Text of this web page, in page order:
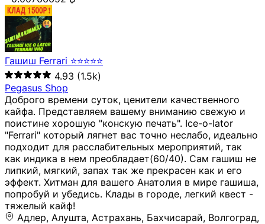
Гашиш Ferrari ⭐⭐⭐⭐⭐
4.93 (1.5k)
Pegasus Shop
Доброго времени суток, ценители качественного
кайфа. Представляем вашему вниманию свежую и
поистине хорошую "конскую печать". Ice-o-lator
"Ferrari" который лягнет вас точно неслабо, идеально
подходит для расслабительных мероприятий, так
как индика в нем преобладает(60/40). Сам гашиш не
липкий, мягкий, запах так же прекрасен как и его
эффект. Хитман для вашего Анатолия в мире гашиша,
попробуй и убедись. Клады в городе, легкий квест -
тяжелый кайф!
Адлер, Алушта, Астрахань, Бахчисарай, Волгоград, Волжский, Евпатория, Екатеринбург, Ишимбай, Казань, Керчь, Копейск, Курск, Рыльск, Саки, Салават, Симферополь, Сочи, Старый Крым, Стерлитамак, Судак, Уфа, Феодосия, Хабаровск, Челябинск, Ялта, Джанкой, Новосибирск, Щёлкино, Санкт-Петербург, Мурманск, Сургут, Невинномысск, Черкесск, Усть-Лабинск, Геленджик, Ставрополь, Калуга, Елец, Лебедянь, Данков, Жуковский, Оренбург, Орск (Оренбургская область), Магнитогорск, Пермь, Зеленоград, Солнечногорск, Нижний Новгород, Лысково, Заволжье, Кстово, Балахна (Нижегородская область), Богородск, Бор (Нижегородская область), Саратов, Энгельс, Ижевск, Тюмень, Ростов-на-Дону, Шахты, Новочеркасск, Батайск, Аксай, Люберцы, Истра, Москва, Армавир, Краснодар, Магадан, Самара, Анапа, Славянск-на-Кубани, Чаплыгин, Липецк, Нижний Тагил, Орехово-Зуево, Усть-Джегута, Лянтор, Нефтеюганск, Пыть-Ях, Урень, Ветлуга, Шахунья, Новороссийск, Крымск, Тимашёвск, Тольятти, Воткинск, Звенигород, Руза, Можайск, Белгород, Воронеж, Соликамск, Нытва, Лысьва (Пермский край), Чусовой, Кунгур, Краснокамск, Миасс, Губаха, Тула, Новомосковск, Донской, Омск, Льгов, Мытищи, Королёв, Ивантеевка, Балашиха, Семилуки, Кудымкар, Старый Оскол, Оса (Пермский край), Одинцово (Московская область), Ханты-Мансийск, Лабинск, Темрюк, Курганинск, Белореченск (Краснодарский край), Алупкa, Губкин, Рязань, Калининград, Усть-Илимск, Фрязино, Минеральные Воды, Пятигорск, Кострома, Ярославль, Коркино, Верхняя Пышма, Подольск, Красноярск, Смоленск, Долгопрудный, Чебоксары, Калачинск, Канск, Киров (Кировская область), Вологда, Рославль, Владивосток, Обнинск, Балабаново (Калужская область), Малоярославец, Брянск, Видное, Ярцево, Вязьма, Гагарин, Приволжск, Фурманов, Чайковский, Кинешма, Горячий Ключ, Улан-Удэ, Туймазы, Дюртюли, Альметьевск, Нефтекамск, Хадыженск, Апшеронск, Майкоп, Уссурийск, Ульяновск, Гатчина, Луга (Ленинградская область), Надым, Ногинск, Электросталь, Железнодорожный (Московская область), Бутурлиновка, Кириллов, Краснознаменск (Калиниградская область), Мышкин, Томмот, Холм, Абакан, Абдулино, Агидель, Агрыз, Адыгейск, Азнакаево, Алатырь, Алдан, Алейск, Александров, Александровск, Алексеевка (Белгородская обл.), Алексин, Амурск, Анадырь, Ангарск, Андреаполь, Анжеро-Судженск, Анива, Апатиты, Арамиль, Ардон, Арзамас, Аркадак, Арсеньев, Артём, Артёмовский, Архангельск, Асбест, Асино, Аткарск, Ахтубинск, Аша, Бабаево (Вологодская область), Бавлы (Республика Татарстан), Байкальск, Бакал, Баксан, Балаклава, Балаково (Саратовская область), Балашов (Саратовская область), Балтийск, Барабинск, Барнаул, Барыш (Ульяновская область), Бежецк, Белая Калитва (Ростовская область), Белебей, Белогорск (Крым), Белозерск, Белокуриха, Беломорск, Белоозёрский (Московская область), Белорецк (Республика Башкортостан), Кызыл, Белоярский (Ханты-Мансийский АО), Бердск, Березники (Пермский край), Берёзовский (Кемеровская область), Берёзовский (Свердловская область), Беслан, Бийск, Бикин, Билибино, Биробиджан, Благовещенск (Амурская область), Благовещенск (Башкортостан), Бобров, Богородицк, Боготол, Богучар, Бокситогорск (Ленинградская область), Бологое (Тверская область), Болхов, Большой Камень (Приморский край), Борисоглебск (Воронежская область), Боровичи (Новгородская область), Боровск, Бородино, Братск, Бронницы (Московская область), Бугульма (Республика Татарстан), Бугуруслан (Оренбургская область), Буинск, Буй, Буйнакск, Валдай, Валуйки, Велиж, Великие Луки, Великий Новгород, Великий Устюг, Вельск, Венёв, Верещагино, Верхнеуральск, Верхний Уфалей, Верхняя Салда, Верхняя Тура, Весьегонск, Вилючинск, Вихоревка, Вичуга, Владикавказ, Волгодонск, Волгореченск, Володарск, Волосово, Волчанск, Вольск, Воркута, Ворсма, Всеволожск (Ленинградская область), Вуктыл, Выкса, Высоковск, Высоцк, Вытегра, Вышний Волочёк, Вяземский, Вязники, Вятские Поляны, Нея, Шилка, Гаврилов Посад, Гаврилов-Ям, Гай, Галич, Гдов, Голицыно, Горно-Алтайск, Горнозаводск, Горняк, Городец, Гороховец, Гремячинск, Грозный, Грязи, Грязовец, Губкинский, Гуково, Гулькевичи, Гурьевск (Калининградская область), Гурьевск (Кемеровская область), Гусев, Гусь-Хрустальный, Давлеканово, Далматово, Дальнегорск, Дегтярск, Дедовск, Демидов, Дербент, Десногорск, Дзержинск, Дзержинский (Московская область), Дивногорск, Димитровград, Дмитровск, Дно, Добрянка, Долинск, Домодедово, Донецк (ДНР), Дорогобуж, Дрезна, Дубна, Дудинка, Духовщина, Дятьково, Егорьевск, Елабуга, Елизово, Ельня (Будет изменено название), Емва, Енисейск, Ермолино, Ершов, Ессентуки, Ефремов, Железноводск, Железногорск (Красноярский край), Железногорск (Курская область), Железногорск-Илимский, Жигулёвск, Жиздра, Жирновск, Жуков, Жуковка, Заводоуковск, Заволжск, Задонск, Заинск, Заозёрный, Заозёрск, Западная Двина, Заполярный, Зарайск, Заречный (Пензенская область), Заречный (Свердловская область), Заринск, Звенигово, Зверево, Зеленогорск ( Ленинградская обл. ), Зеленоградск, Зеленодольск, Зеленокумск, Зерноград, Зима, Змеиногорск, Зубцов, Ивангород, Иваново, Ивдель, Избербаш, Изобильный, Иланский, Инза, Инкерман, Инта, Ипатово, Искитим, Йошкар-Ола, Кадников, Калач, Калач-на-Дону, Калининск, Калтан, Калязин, Камбарка, Каменка (Пензенская область), Каменногорск (Ленинградская область), Каменск-Уральский, Каменск-Шахтинский, Камень-на-Оби, Камешково, Камышин, Канаш, Кандалакша, Карабаново, Карабаш, Карачаевск, Каргат, Каргополь, Карпинск, Карталы, Касимов, Касли, Каспийск, Катав-Ивановск, Катайск, Качканар, Кашин, Кашира, Кемерово, Кемь, Кизел, Кизилюрт, Кизляр, Кимовск, Кимры, Кингисепп, Кинель, Киреевск, Киренск, Киржач, Кириши, Кирово-Чепецк, Кировск (Ленинградская область), Кировск (Мурманская область), Кирсанов, Киселёвск, Кисловодск, Климовск, Клинцы, Княгинино, Ковдор, Ковров, Когалым, Козельск, Козьмодемьянск, Кола, Кологрив, Колпашево, Колпино, Кольчугино, Комсомольск, Комсомольск-на-Амуре, Конаково, Кондопога, Кондрово, Константиновск, Кораблино, Кореновск, Корсаков, Коряжма, Костерёво, Костомукша, Котельники, Котельниково, Котельнич, Котлас, Котовск, Кохма, Красноармейск (Московская область), Краснозаводск, Краснознаменск (Московская область), Краснокаменск, Краснослободск (Волгоградская область), Краснотурьинск, Красноуральск, Красный Сулин, Кремёнки, Кропоткин, Кубинка, Кувшиново (Тверская область), Кудрово, Кулебаки, Кумертау, Курлово, Куровское, Куртамыш, Курчатов, Куса, Кушва, Кыштым, Лабытнанги, Лагань, Лаишево (Республика Татарстан), Лакинск, Лангепас, Лахденпохья, Ленинск-Кузнецкий, Ленск (Республика Саха), Лермонтов (Ставропольский край), Лесозаводск (Приморский край), Лесосибирск, Ливны (Орловская область), Ликино-Дулёво, Липки (Тульская область), Лиски (Воронежская область), Лихославль, Лодейное Поле, Ломоносов (Санкт-Петербург), Лосино-Петровский, Лукоянов, Луховицы, Лыткарино, Любань (Ленинградская область), Любим, Людиново, Магас, Майский, Макаров, Малая Вишера, Малгобек, Мамадыш, Мамоново, Мантурово, Маркс, Махачкала, Мглин, Мегион, Медвежьегорск, Медногорск, Медынь, Меленки, Мелеуз, Менделеевск, Мещовск, Микунь, Миллерово, Минусинск, Миньяр, Мирный (Архангельская область), Мирный (Якутия), Михайловка (Город), Михайловск (Свердловская область), Михайловск (Ставропольский край), Могоча, Можга, Моздок, Мончегорск, Морозовск, Моршанск, Мосальск, Муравленко, Мурино, Муром, Мценск, Мыски, Набережные Челны, Навашино (Нижегородская область), Назарово (Красноярский край), Назрань, Нальчик, Наро-Фоминск, Нарткала, Нарьян-Мар, Находка, Невель (Псковская область), Невельск, Невьянск, Нелидово (Тверская область), Неман, Нерехта (Костромская область), Нерюнгри, Нестеров, Нефтегорск (Самарская область), Нефтекумск, Нижневартовск, Нижнекамск (Республика Татарстан), Нижнеудинск, Нижние Серги, Нижний Ломов, Нижняя Тура, Николаевск-на-Амуре, Никольск (Вологодская область), Никольск (Пензенская область), Новая Ладога, Новая Ляля, Новоалександровск, Новоалтайск, Нововоронеж, Новодвинск, Новозыбков, Новокубанск, Новокуйбышевск, Новомичуринск, Новопавловск, Новоржев, Новосокольники, Новотроицк, Новоульяновск, Новоуральск, Новохопёрск, Новочебоксарск, Новошахтинск, Новый Оскол, Новый Уренгой, Норильск, Нурлат, Нягань, Нязепетровск, Няндома, Облучье, Обоянь, Озёрск (Калининградская область), Озёрск (Челябинская область), Озёры, Октябрьск (Самарская область), Октябрьский (Башкортостан), Окуловка (Новгородская область), Оленегорск, Олонец, Онега, Опочка, Осинники, Осташков, Остров, Острогожск, Отрадный, Оха, Павлово, Павловск (Воронежская область), Павловск (Санкт-Петербург), Павловский Посад, Партизанск, Певек, Пенза, Первоуральск, Перевоз, Пересвет, Переславль-Залесский, Пестово (Новгородская область), Петрозаводск, Петропавловск-Камчатский, Печоры, Пикалёво, Пионерский, Питкяранта, Плавск, Плёс, Подпорожье, Покачи, Покров, Покровск, Полесск, Полысаево, Полярные Зори, Полярный, Поронайск, Порхов, Похвистнево, Почеп, Починок, Пошехонье, Правдинск, Приморск (Калининградская область), Приморско-Ахтарск, Приозерск, Прокопьевск, Протвино, Прохладный, Пугачёв, Пудож, Пустошка, Пушкино, Пущино, Пыталово, Радужный (Владимирская область), Радужный (Ханты-Мансийский АО), Райчихинск, Раменское, Рассказово, Ревда, Реж, Реутов, Родники, Россошь, Ростов (Ярославская обл.), Рошаль, Ртищево, Рубцовск, Рузаевка, Рыбинск, Рыбное, Ряжск, Салехард, Сальск, Саранск, Сарапул, Саров, Сасово, Сатка, Сафоново, Саяногорск, Саянск, Светлогорск, Светлоград, Светлый, Светогорск (Ленинградская область), Свободный, Себеж, Северобайкальск, Северодвинск, Североуральск, Сегежа, Семикаракорск, Сенгилей, Серафимович, Сергач, Сергиев Посад, Сердобск, Сертолово (Ленинградская область), Сестрорецк (Ленинградская область), Сибай, Скопин, Славгород, Сланцы, Слободской, Слюдянка, Собинка, Советск (Кировская область), Советск (Калининградская область), Советск (Тульская область), Советская Гавань, Советский (Ханты-Мансийский АО), Сокол (Вологодская область), Солигалич, Соль-Илецк, Сольцы, Сортавала, Сосенский, Сосновоборск, Сосновый Бор (Ленинградская область), Сосногорск, Спас-Клепики, Спасск-Рязанский, С